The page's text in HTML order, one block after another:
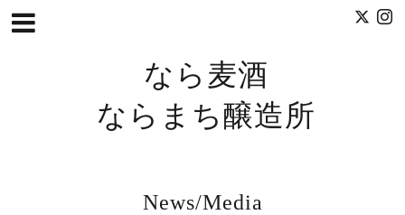
なら麦酒
ならまち醸造所
News/Media